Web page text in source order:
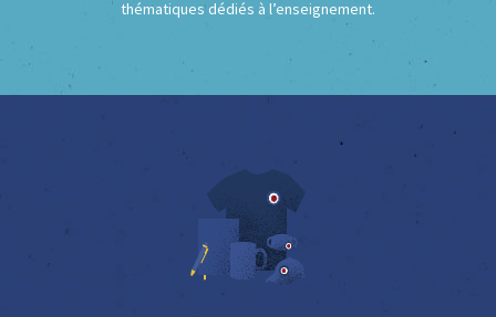
thématiques dédiés à l’enseignement.